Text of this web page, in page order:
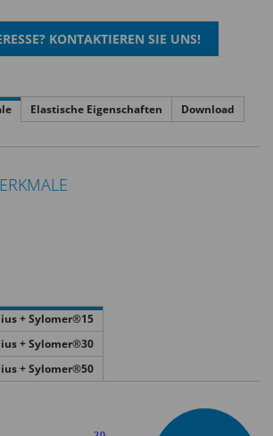
Elastische Eigenschaften
Download
+ Sylomer®15
+ Sylomer®30
+ Sylomer®50